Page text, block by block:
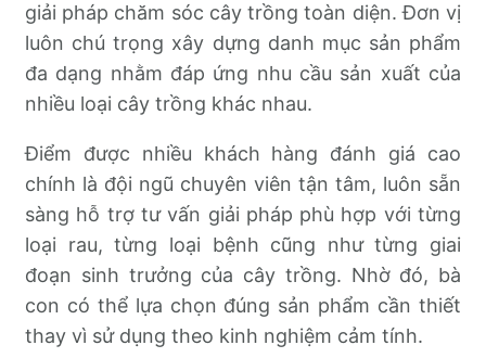
giải pháp chăm sóc cây trồng toàn diện. Đơn vị
luôn chú trọng xây dựng danh mục sản phẩm
đa dạng nhằm đáp ứng nhu cầu sản xuất của
nhiều loại cây trồng khác nhau.
Điểm được nhiều khách hàng đánh giá cao
chính là đội ngũ chuyên viên tận tâm, luôn sẵn
sàng hỗ trợ tư vấn giải pháp phù hợp với từng
loại rau, từng loại bệnh cũng như từng giai
đoạn sinh trưởng của cây trồng. Nhờ đó, bà
con có thể lựa chọn đúng sản phẩm cần thiết
thay vì sử dụng theo kinh nghiệm cảm tính.